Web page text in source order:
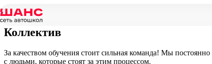
Главная/Наш коллектив
Коллектив
За качеством обучения стоит сильная команда! Мы
с людьми, которые стоят за этим процессом.